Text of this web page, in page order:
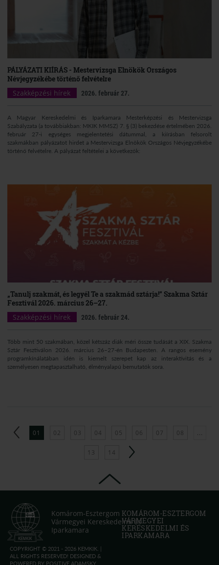
PÁLYÁZATI KIÍRÁS - Mestervizsga Elnökök Országos
Névjegyzékébe történő felvételre
Szakképzési hírek
2026. február 27.
A Magyar Kereskedelmi és Iparkamara Mesterképzési és Mestervizsga
Szabályzata (a továbbiakban: MKIK MMSZ) 7. § (3) bekezdése értelmében 2026.
február 27-i egységes megjelentetési dátummal, a kiírásban felsorolt
szakmákban pályázatot hirdet a Mestervizsga Elnökök Országos Névjegyzékébe
történő felvételre. A pályázat feltételei a következők:
„Tanulj szakmát, és legyél Te a szakmád sztárja!” Szakma Sztár
Fesztivál 2026. március 26–27.
Szakképzési hírek
2026. február 24.
Több mint 50 szakmában, közel kétszáz diák méri össze tudását a XIX. Szakma
Sztár Fesztiválon 2026. március 26–27-én Budapesten. A rangos esemény
programkínálatában idén is kiemelt szerepet kap az interaktivitás és a
személyesen megtapasztalható, élményalapú bemutatók sora.
01 02 03 04 05 06 07 08 ...
13 14
Komárom-Esztergom
Vármegyei Kereskedelmi és
Iparkamara
COPYRIGHT © 2021 - 2026 KEMKIK. |
ALL RIGHTS RESERVED! DESIGNED &
POWERED BY POSITIVE ADAMSKY
KOMÁROM-ESZTERGOM
VÁRMEGYEI
KERESKEDELMI ÉS
IPARKAMARA